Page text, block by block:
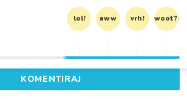
lol! aww vrh! woot?!
KOMENTIRAJ